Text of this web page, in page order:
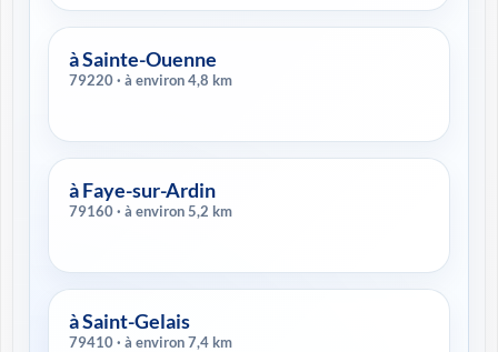
à Sainte-Ouenne
79220 · à environ 4,8 km
à Faye-sur-Ardin
79160 · à environ 5,2 km
à Saint-Gelais
79410 · à environ 7,4 km